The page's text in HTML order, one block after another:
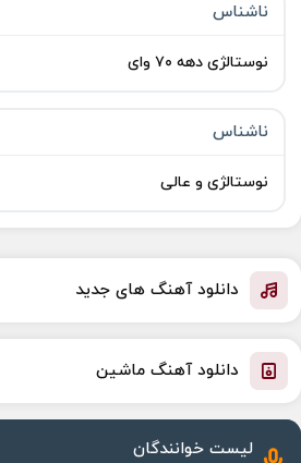
ناشناس
نوستالژی دهه ۷۰ وای
ناشناس
نوستالژی و عالی
دانلود آهنگ های جدید
دانلود آهنگ ماشین
لیست خوانندگان